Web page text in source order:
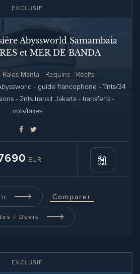
EXCLUSIF
Abyssworld Samambaia
et MER DE BANDA
Raies Manta - Requins - Récifs
- guide francophone - 11nts/34
- 2nts transit Jakarta - transferts -
vols/taxes
EUR
Comparer
/ Devis
EXCLUSIF